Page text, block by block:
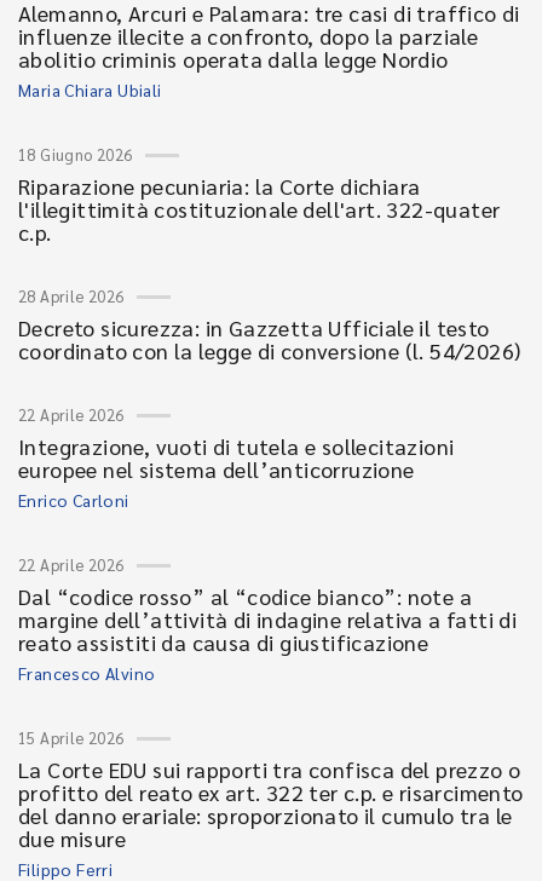
Alemanno, Arcuri e Palamara: tre casi di traffico di
influenze illecite a confronto, dopo la parziale
abolitio criminis operata dalla legge Nordio
Maria Chiara Ubiali
18 Giugno 2026
Riparazione pecuniaria: la Corte dichiara
l'illegittimità costituzionale dell'art. 322-quater
c.p.
28 Aprile 2026
Decreto sicurezza: in Gazzetta Ufficiale il testo
coordinato con la legge di conversione (l. 54/2026)
22 Aprile 2026
Integrazione, vuoti di tutela e sollecitazioni
europee nel sistema dell’anticorruzione
Enrico Carloni
22 Aprile 2026
Dal “codice rosso” al “codice bianco”: note a
margine dell’attività di indagine relativa a fatti di
reato assistiti da causa di giustificazione
Francesco Alvino
15 Aprile 2026
La Corte EDU sui rapporti tra confisca del prezzo o
profitto del reato ex art. 322 ter c.p. e risarcimento
del danno erariale: sproporzionato il cumulo tra le
due misure
Filippo Ferri